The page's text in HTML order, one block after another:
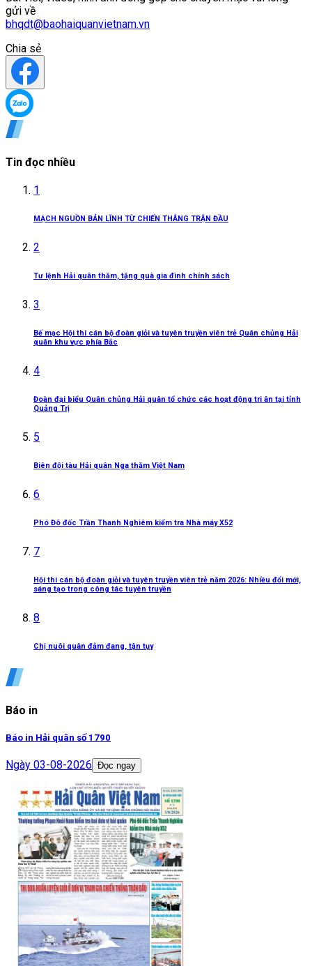
gửi về
bhqdt@baohaiquanvietnam.vn
Chia sẻ
Tin đọc nhiều
1
MẠCH NGUỒN BẢN LĨNH TỪ CHIẾN THẮNG TRẬN ĐẦU
2
Tư lệnh Hải quân thăm, tặng quà gia đình chính sách
3
Bế mạc Hội thi cán bộ đoàn giỏi và tuyên truyền viên trẻ Quân chủng Hải
quân khu vực phía Bắc
4
Đoàn đại biểu Quân chủng Hải quân tổ chức các hoạt động tri ân tại tỉnh
Quảng Trị
5
Biên đội tàu Hải quân Nga thăm Việt Nam
6
Phó Đô đốc Trần Thanh Nghiêm kiểm tra Nhà máy X52
7
Hội thi cán bộ đoàn giỏi và tuyên truyền viên trẻ năm 2026: Nhiều đổi mới,
sáng tạo trong công tác tuyên truyền
8
Chị nuôi quân đảm đang, tận tụy
Báo in
Báo in Hải quân số 1790
Ngày 03-08-2026 Đọc ngay